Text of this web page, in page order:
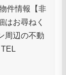
件情報【非
はお尋ねく
周辺の不動